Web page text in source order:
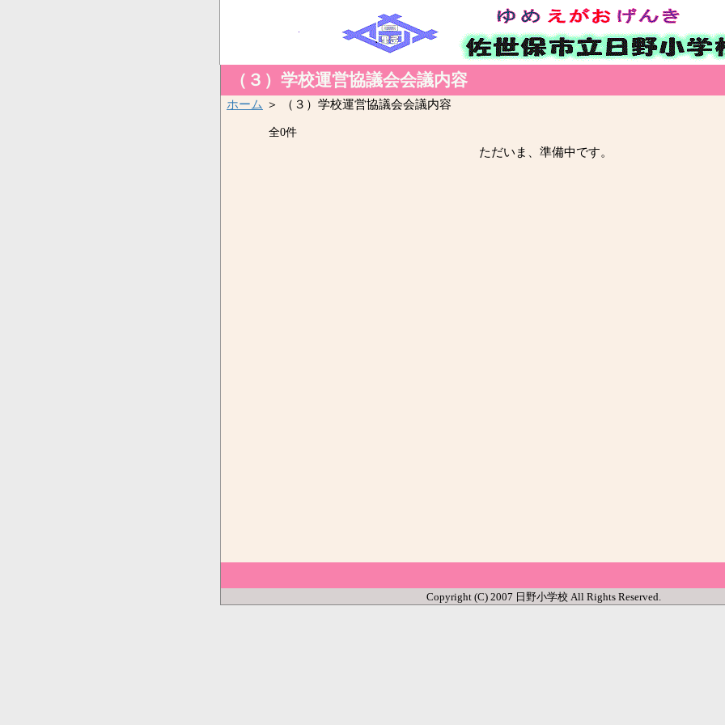
（３）学校運営協議会会議内容
ホーム ＞ （３）学校運営協議会会議内容
全0件
ただいま、準備中です。
Copyright (C) 2007 日野小学校 All Rights Reserved.